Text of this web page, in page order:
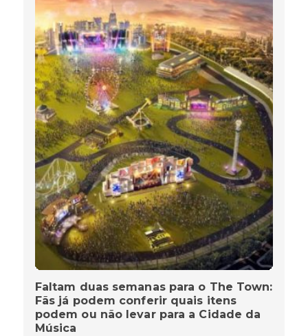
Faltam duas semanas para o The Town:
Fãs já podem conferir quais itens
podem ou não levar para a Cidade da
Música